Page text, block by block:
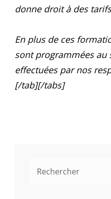
donne droit à des
En plus de ces
sont programmées au
effectuées par nos
[/tab][/tabs]